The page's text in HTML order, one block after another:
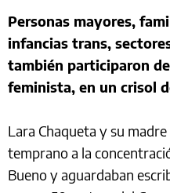
Personas mayores,
infancias trans,
también participaron
feminista, en un crisol
Lara Chaqueta y su
temprano a la
Bueno y aguardaban